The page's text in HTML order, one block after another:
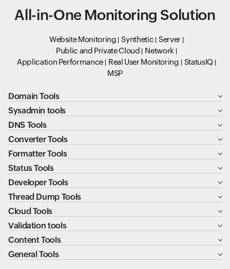
All-in-One Monitoring Solution
Website Monitoring Synthetic
Server
Public and Private Cloud
Network
Application Performance
Real User Monitoring
StatusIQ
MSP
Domain Tools
Sysadmin tools
DNS Tools
Converter Tools
Formatter Tools
Status Tools
Developer Tools
Thread Dump Tools
Cloud Tools
Validation tools
Content Tools
General Tools